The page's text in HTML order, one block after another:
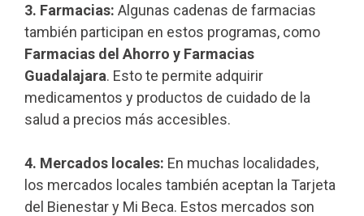
3. Farmacias: Algunas cadenas de farmacias
también participan en estos programas, como
Farmacias del Ahorro y Farmacias
Guadalajara. Esto te permite adquirir
medicamentos y productos de cuidado de la
salud a precios más accesibles.
4. Mercados locales: En muchas localidades,
los mercados locales también aceptan la Tarjeta
del Bienestar y Mi Beca. Estos mercados son